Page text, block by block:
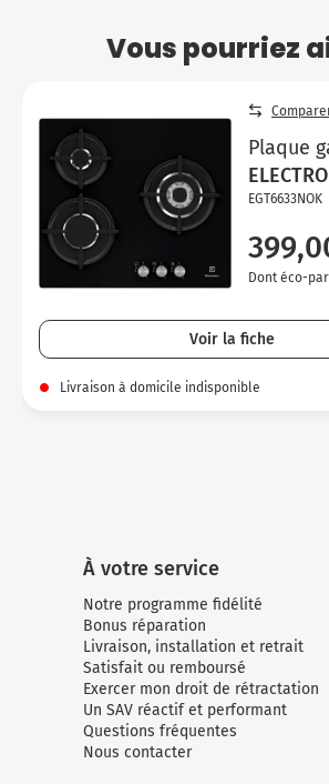
Vous pourriez
Plaque
EGT6633NOK
Dont éco-
Voir la fiche
Livraison à domicile indisponible
À votre service
Notre programme fidélité
Bonus réparation
Livraison, installation et retrait
Satisfait ou remboursé
Exercer mon droit de rétractation
Un SAV réactif et performant
Questions fréquentes
Nous contacter